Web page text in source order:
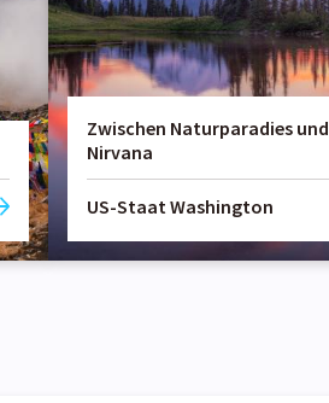
Zwischen Naturparadies und
Nirvana
US-Staat Washington